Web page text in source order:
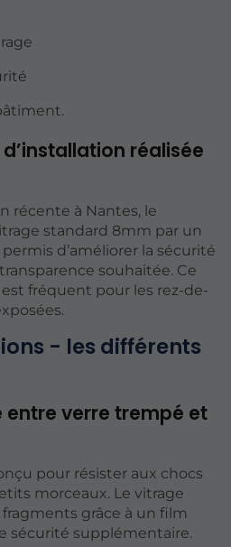
réalisée
récente à Nantes, le
standard 8mm par un
d’améliorer la sécurité
souhaitée. Ce
fréquent pour les rez-de-
- les différents
entre verre trempé et
pour résister aux chocs
morceaux. Le vitrage
grâce à un film
sécurité supplémentaire.